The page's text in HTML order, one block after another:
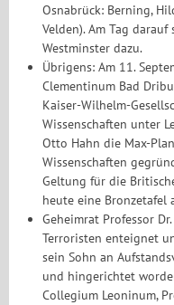
Osnabrück: Berning,
Velden). Am Tag
Westminster dazu.
Übrigens: Am 11.
Clementinum Bad
Kaiser-Wilhelm-
Wissenschaften unter
Otto Hahn die Max-
Wissenschaften
Geltung für die
heute eine Bronzetafel
Geheimrat Professor
Terroristen enteignet
sein Sohn an
und hingerichtet
Collegium Leoninum,